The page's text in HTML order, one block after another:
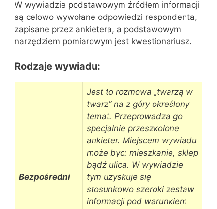
W wywiadzie podstawowym źródłem informacji
są celowo wywołane odpowiedzi respondenta,
zapisane przez ankietera, a podstawowym
narzędziem pomiarowym jest kwestionariusz.
Rodzaje wywiadu:
Bezpośredni
Jest to rozmowa „twarzą w
twarz” na z góry określony
temat. Przeprowadza go
specjalnie przeszkolone
ankieter. Miejscem wywiadu
może byc: mieszkanie, sklep
bądź ulica. W wywiadzie
tym uzyskuje się
stosunkowo szeroki zestaw
informacji pod warunkiem